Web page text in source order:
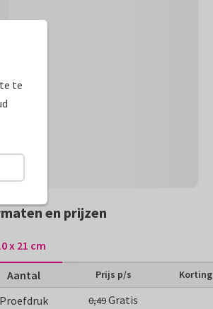
en prijzen
x 21 cm
Aantal Prijs p/s Korting
Proefdruk 0,49Gratis
te